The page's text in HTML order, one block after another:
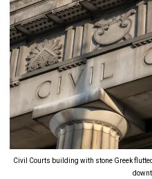
Civil Courts building with stone Greek